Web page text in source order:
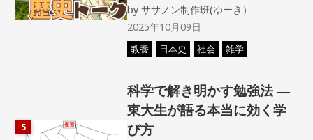
byササノン制作班(ゆーき）
2025年10月09日
教養 日本史 社会 雑学
5
科学で解き明かす勉強法 ―
東大生が語る本当に効く学
び方